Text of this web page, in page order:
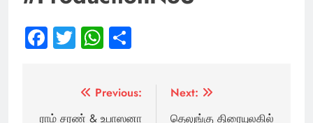
Facebook
TwitterWhatsApp
Previous:
ராம் சரண் & உபாஸனா
Next:
தெலுங்கு திரையுலகில்